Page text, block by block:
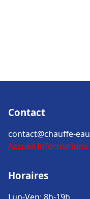
Contact
contact@chauffe-
Accueil Informations
Horaires